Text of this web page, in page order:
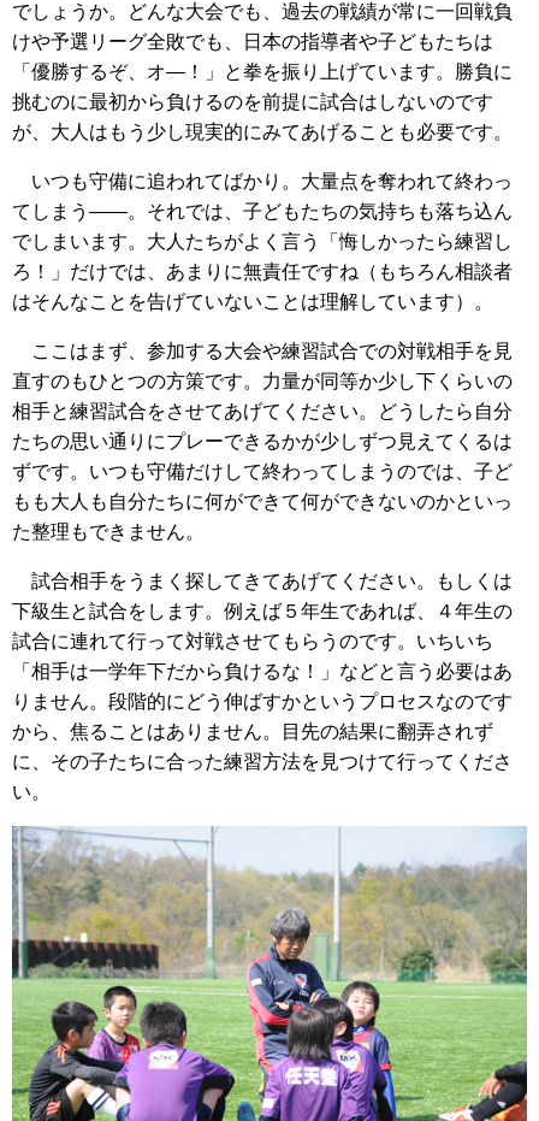
でしょうか。どんな大会でも、過去の戦績が常に一回戦負
けや予選リーグ全敗でも、日本の指導者や子どもたちは
「優勝するぞ、オ―！」と拳を振り上げています。勝負に
挑むのに最初から負けるのを前提に試合はしないのです
が、大人はもう少し現実的にみてあげることも必要です。
いつも守備に追われてばかり。大量点を奪われて終わっ
てしまう――。それでは、子どもたちの気持ちも落ち込ん
でしまいます。大人たちがよく言う「悔しかったら練習し
ろ！」だけでは、あまりに無責任ですね（もちろん相談者
はそんなことを告げていないことは理解しています）。
ここはまず、参加する大会や練習試合での対戦相手を見
直すのもひとつの方策です。力量が同等か少し下くらいの
相手と練習試合をさせてあげてください。どうしたら自分
たちの思い通りにプレーできるかが少しずつ見えてくるは
ずです。いつも守備だけして終わってしまうのでは、子ど
もも大人も自分たちに何ができて何ができないのかといっ
た整理もできません。
試合相手をうまく探してきてあげてください。もしくは
下級生と試合をします。例えば５年生であれば、４年生の
試合に連れて行って対戦させてもらうのです。いちいち
「相手は一学年下だから負けるな！」などと言う必要はあ
りません。段階的にどう伸ばすかというプロセスなのです
から、焦ることはありません。目先の結果に翻弄されず
に、その子たちに合った練習方法を見つけて行ってくださ
い。